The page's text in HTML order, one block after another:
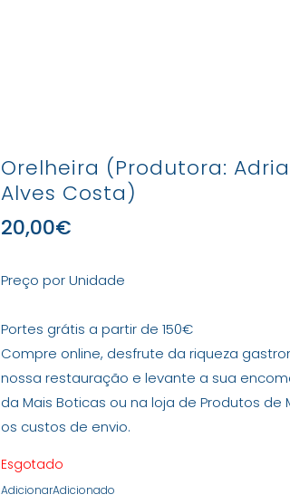
Orelheira (Produtora:
Alves Costa)
20,00€
Preço por Unidade
Portes grátis a partir de 150€
Compre online, desfrute da riqueza
nossa restauração e levante a sua
da Mais Boticas ou na loja de Produtos de
os custos de envio.
Esgotado
AdicionarAdicionado